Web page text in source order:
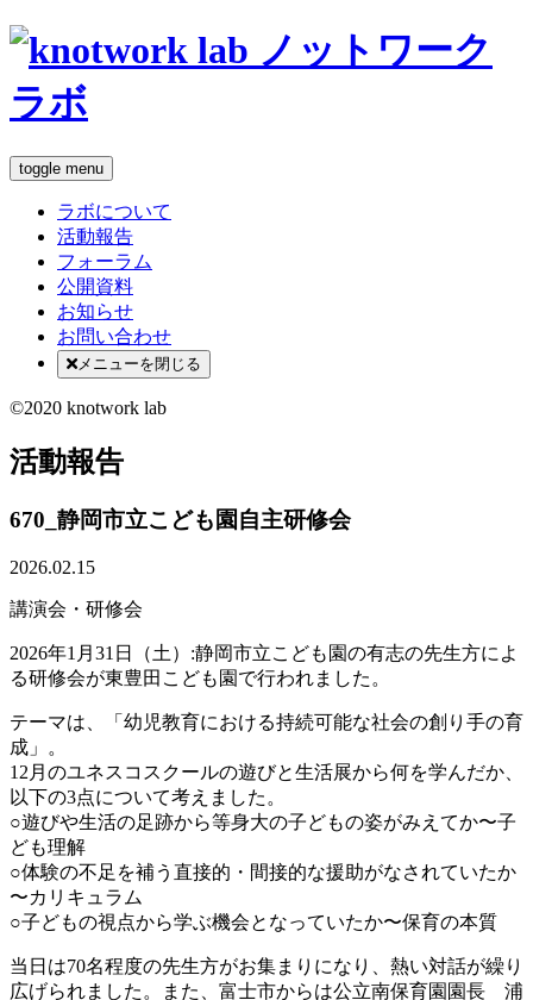
toggle menu
ラボについて
活動報告
フォーラム
公開資料
お知らせ
お問い合わせ
メニューを閉じる
©2020 knotwork lab
活動報告
670_静岡市立こども園自主研修会
2026.02.15
講演会・研修会
2026年1月31日（土）:静岡市立こども園の有志の先生方によ
る研修会が東豊田こども園で行われました。
テーマは、「幼児教育における持続可能な社会の創り手の育
成」。
12月のユネスコスクールの遊びと生活展から何を学んだか、
以下の3点について考えました。
○遊びや生活の足跡から等身大の子どもの姿がみえてか 〜子
ども理解
○体験の不足を補う直接的・間接的な援助がなされていたか
〜カリキュラム
○子どもの視点から学ぶ機会となっていたか〜保育の本質
当日は70名程度の先生方がお集まりになり、熱い対話が繰り
広げられました。また、富士市からは公立南保育園園長 浦